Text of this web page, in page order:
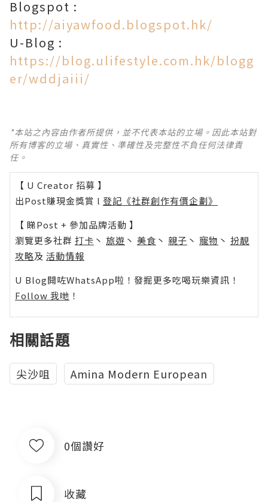
Blogspot :
http://aiyawfood.blogspot.hk/
U-Blog :
https://blog.ulifestyle.com.hk/blogg
er/wddjaiii/
*本站之內容由作者所提供，並不代表本站的立場。因此本站對
所有博客的立場、真實性、準確性及完整性不負任何法律責
任。
【 U Creator 招募 】
出Post賺現金獎賞 l 登記《社群創作有價企劃》
【 睇Post + 參加品牌活動 】
瀏覽更多社群 打卡 丶 旅遊 丶 美食 丶 親子 丶 寵物 丶 扮靚
攻略及 活動情報
U Blog開咗WhatsApp啦！發掘更多吃喝玩樂資訊！
Follow 我哋 ！
相關話題
尖沙咀 Amina Modern European
0個讚好
收藏